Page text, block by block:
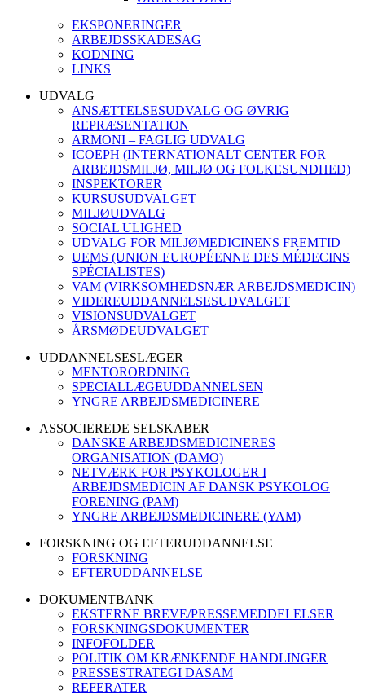
EKSPONERINGER
ARBEJDSSKADESAG
KODNING
LINKS
UDVALG
ANSÆTTELSESUDVALG OG ØVRIG
REPRÆSENTATION
ARMONI – FAGLIG UDVALG
ICOEPH (INTERNATIONALT CENTER FOR
ARBEJDSMILJØ, MILJØ OG FOLKESUNDHED)
INSPEKTORER
KURSUSUDVALGET
MILJØUDVALG
SOCIAL ULIGHED
UDVALG FOR MILJØMEDICINENS FREMTID
UEMS (UNION EUROPÉENNE DES MÉDECINS
SPÉCIALISTES)
VAM (VIRKSOMHEDSNÆR ARBEJDSMEDICIN)
VIDEREUDDANNELSESUDVALGET
VISIONSUDVALGET
ÅRSMØDEUDVALGET
UDDANNELSESLÆGER
MENTORORDNING
SPECIALLÆGEUDDANNELSEN
YNGRE ARBEJDSMEDICINERE
ASSOCIEREDE SELSKABER
DANSKE ARBEJDSMEDICINERES
ORGANISATION (DAMO)
NETVÆRK FOR PSYKOLOGER I
ARBEJDSMEDICIN AF DANSK PSYKOLOG
FORENING (PAM)
YNGRE ARBEJDSMEDICINERE (YAM)
FORSKNING OG EFTERUDDANNELSE
FORSKNING
EFTERUDDANNELSE
DOKUMENTBANK
EKSTERNE BREVE/PRESSEMEDDELELSER
FORSKNINGSDOKUMENTER
INFOFOLDER
POLITIK OM KRÆNKENDE HANDLINGER
PRESSESTRATEGI DASAM
REFERATER